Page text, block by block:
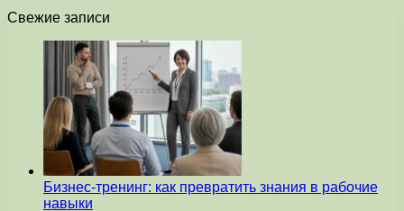
Свежие записи
Бизнес-тренинг: как превратить знания в рабочие
навыки